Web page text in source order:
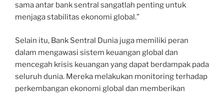
sama antar bank sentral sangatlah penting untuk
menjaga stabilitas ekonomi global.”
Selain itu, Bank Sentral Dunia juga memiliki peran
dalam mengawasi sistem keuangan global dan
mencegah krisis keuangan yang dapat berdampak pada
seluruh dunia. Mereka melakukan monitoring terhadap
perkembangan ekonomi global dan memberikan